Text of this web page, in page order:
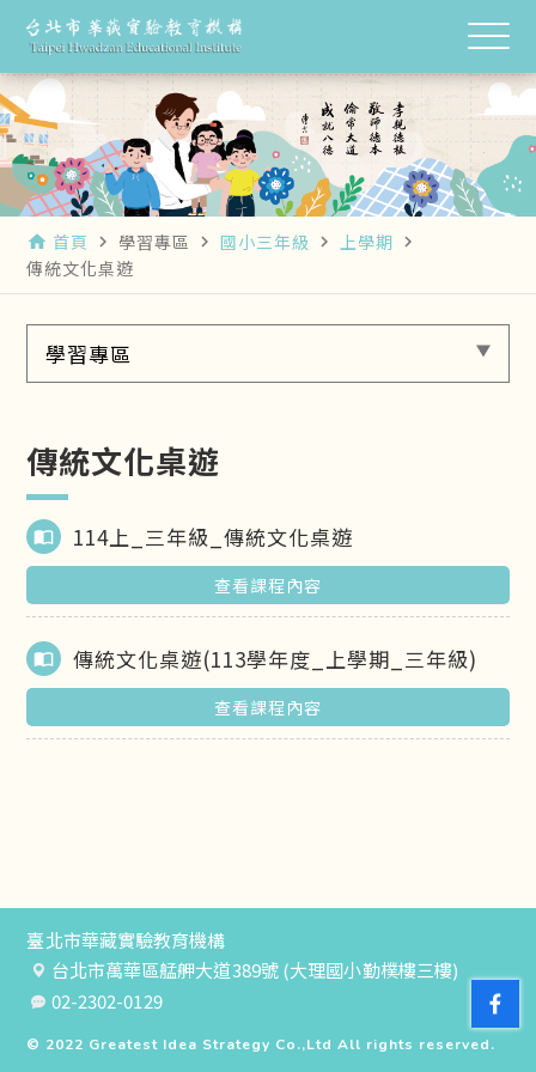
home 首頁 navigate_next 學習專區 navigate_next 國小三年級 navigate_next 上學期 navigate_next
傳統文化桌遊
學習專區
傳統文化桌遊
import_contacts 114上_三年級_傳統文化桌遊
查看課程內容
import_contacts 傳統文化桌遊(113學年度_上學期_三年級)
查看課程內容
臺北市華藏實驗教育機構
台北市萬華區艋舺大道389號 (大理國小勤樸樓三樓)
02-2302-0129
© 2022 Greatest Idea Strategy Co.,Ltd All rights reserved.